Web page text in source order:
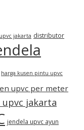
jakarta distributor
harga kusen pintu upvc
upvc per meter
jakarta
jendela upvc ayun